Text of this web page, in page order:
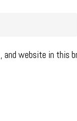
and website in this